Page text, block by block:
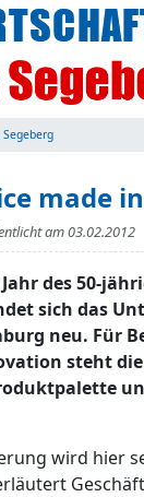
Segeberg
made
am03.02.2012
des 50-
sich das
neu. Für
steht
wird hier